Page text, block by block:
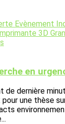
Evènement
3D
en
de dernière
une thèse